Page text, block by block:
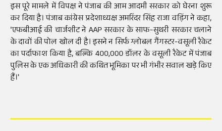
इस पूरे मामले में विपक्ष ने पंजाब की आम आदमी सरकार को घेरना शुरू
कर दिया है। पंजाब कांग्रेस प्रदेशाध्यक्ष अमरिंदर सिंह राजा वड़िंग ने कहा,
'एफबीआई की चार्जशीट ने AAP सरकार के साफ-सुथरी सरकार चलाने
के दावों की पोल खोल दी है। इसने न सिर्फ ग्लोबल गैंगस्टर-वसूली रैकेट
का पर्दाफाश किया है, बल्कि 400,000 डॉलर के वसूली रैकेट में पंजाब
पुलिस के एक अधिकारी की कथित भूमिका पर भी गंभीर सवाल खड़े किए
हैं।'